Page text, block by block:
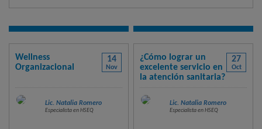
Wellness
Organizacional
14
Nov
Lic. Natalia Romero
Especialista en HSEQ
¿Cómo lograr un
excelente servicio en
la atención sanitaria?
27
Oct
Lic. Natalia Romero
Especialista en HSEQ